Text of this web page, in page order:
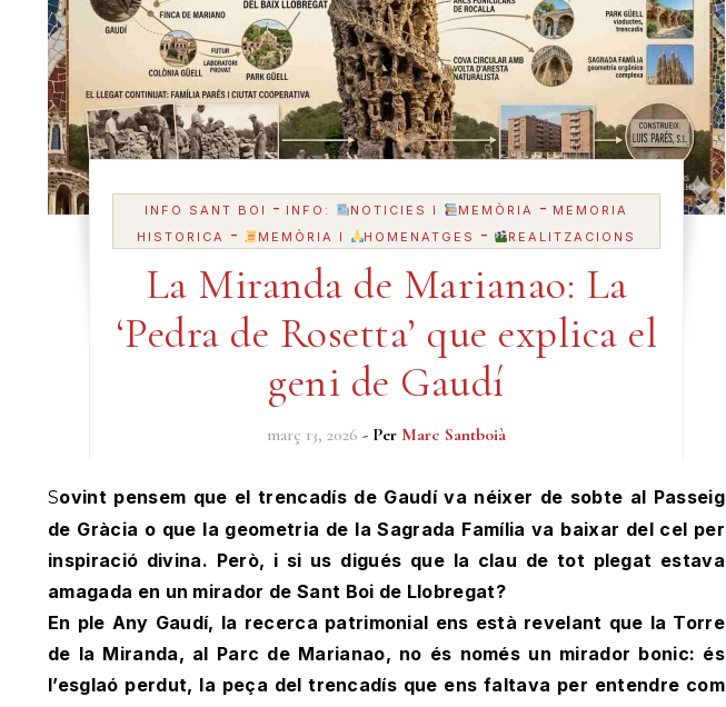
INFO SANT BOI - INFO: NOTICIES I MEMÒRIA - MEMORIA
HISTORICA
- MEMÒRIA I HOMENATGES - REALITZACIONS
La Miranda de Marianao: La
‘Pedra de Rosetta’ que explica el
geni de Gaudí
març 13, 2026 - Per Marc Santboià
Sovint pensem que el trencadís de Gaudí va néixer de sobte al Passeig
de Gràcia o que la geometria de la Sagrada Família va baixar del cel per
inspiració divina. Però, i si us digués que la clau de tot plegat estava
amagada en un mirador de Sant Boi de Llobregat?
En ple Any Gaudí, la recerca patrimonial ens està revelant que la Torre
de la Miranda, al Parc de Marianao, no és només un mirador bonic: és
l’esglaó perdut, la peça del trencadís que ens faltava per entendre com